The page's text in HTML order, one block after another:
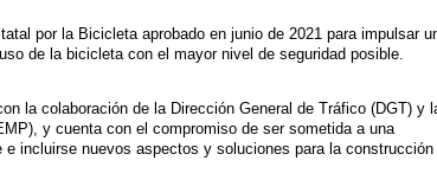
por la Bicicleta aprobado en junio de 2021 para impulsar
de la bicicleta con el mayor nivel de seguridad posible.
la colaboración de la Dirección General de Tráfico (DGT) y
y cuenta con el compromiso de ser sometida a una
incluirse nuevos aspectos y soluciones para la construcción